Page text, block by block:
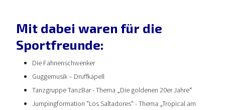
Mit dabei waren für die
Sportfreunde:
Die Fahnenschwenker
Guggemusik – Druffkapell
Tanzgruppe TanzBar - Thema „Die goldenen 20er Jahre“
Jumpingformation "Los Saltadores" - Thema „Tropical am